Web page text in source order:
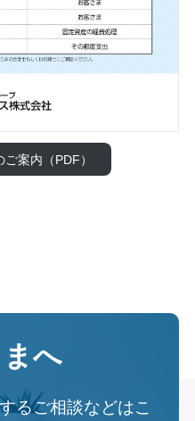
案内（PDF）
へ
るご相談などはこ